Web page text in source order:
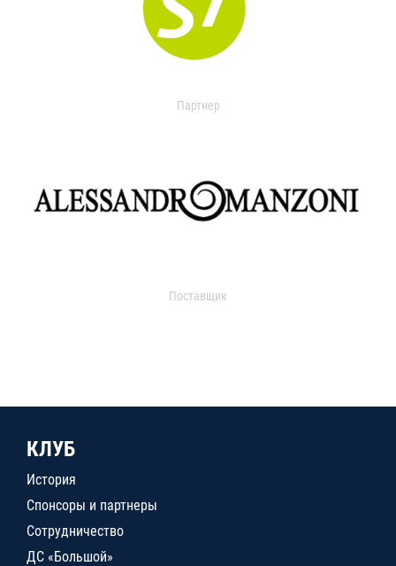
Партнер
Поставщик
КЛУБ
История
Спонсоры и партнеры
Сотрудничество
ДС «Большой»